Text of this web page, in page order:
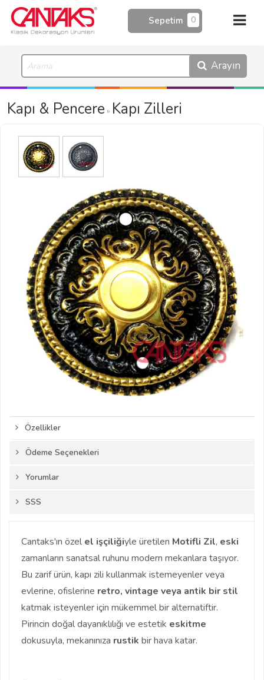
0
Sepetim
Arayın
Kapı & Pencere » Kapı Zilleri
Özellikler
Ödeme Seçenekleri
Yorumlar
SSS
Cantaks'ın özel el işçiliğiyle üretilen Motifli Zil, eski
zamanların sanatsal ruhunu modern mekanlara taşıyor.
Bu zarif ürün, kapı zili kullanmak istemeyenler veya
evlerine, ofislerine retro, vintage veya antik bir stil
katmak isteyenler için mükemmel bir alternatiftir.
Pirincin doğal dayanıklılığı ve estetik eskitme
dokusuyla, mekanınıza rustik bir hava katar.